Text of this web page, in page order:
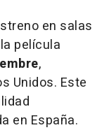
en salas
película
,
Unidos. Este
en España.